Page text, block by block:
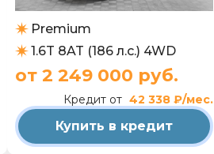
Premium
1.6T 8AT (186 л.с.) 4WD
от 2 249 000 руб.
Кредит от 42 338 ₽/мес.
Купить в кредит